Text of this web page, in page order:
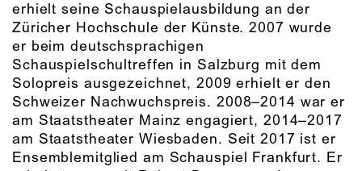
erhielt seine Schauspielausbildung an der
Züricher Hochschule der Künste. 2007 wurde
er beim deutschsprachigen
Schauspielschultreffen in Salzburg mit dem
Solopreis ausgezeichnet, 2009 erhielt er den
Schweizer Nachwuchspreis. 2008–2014 war er
am Staatstheater Mainz engagiert, 2014–2017
am Staatstheater Wiesbaden. Seit 2017 ist er
Ensemblemitglied am Schauspiel Frankfurt. Er